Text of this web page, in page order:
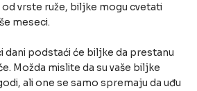
od vrste ruže, biljke mogu cvetati
meseci.
dani podstaći će biljke da prestanu
Možda mislite da su vaše biljke
ali one se samo spremaju da uđu